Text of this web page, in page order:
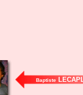
Baptiste